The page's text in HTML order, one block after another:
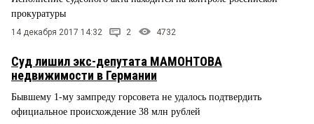
прокуратуры
14 декабря 2017 14:32 2 4732
Суд лишил экс-депутата МАМОНТОВА
недвижимости в Германии
Бывшему 1-му зампреду горсовета не удалось подтвердить
официальное происхождение 38 млн рублей